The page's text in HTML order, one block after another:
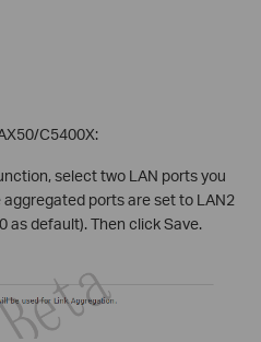
C5400X:
select two LAN ports you
ports are set to LAN2
as default). Then click Save.